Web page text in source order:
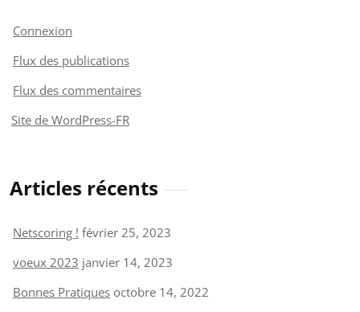
Connexion
Flux des publications
Flux des commentaires
Site de WordPress-FR
Articles récents
Netscoring ! février 25, 2023
voeux 2023 janvier 14, 2023
Bonnes Pratiques octobre 14, 2022